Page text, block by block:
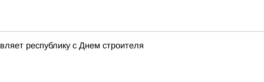
республику с Днем строителя